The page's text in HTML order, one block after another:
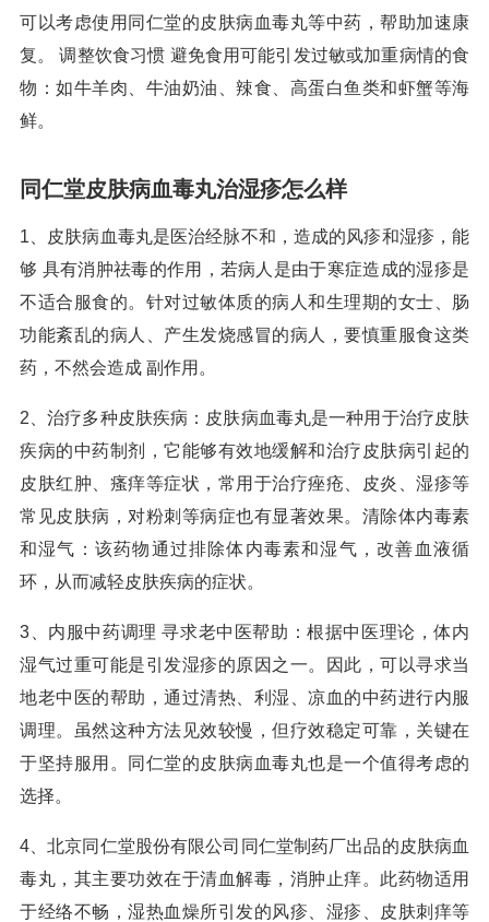
可以考虑使用同仁堂的皮肤病血毒丸等中药，帮助加速康
复。 调整饮食习惯 避免食用可能引发过敏或加重病情的食
物：如牛羊肉、牛油奶油、辣食、高蛋白鱼类和虾蟹等海
鲜。
同仁堂皮肤病血毒丸治湿疹怎么样
1、皮肤病血毒丸是医治经脉不和，造成的风疹和湿疹，能
够 具有消肿祛毒的作用，若病人是由于寒症造成的湿疹是
不适合服食的。针对过敏体质的病人和生理期的女士、肠
功能紊乱的病人、产生发烧感冒的病人，要慎重服食这类
药，不然会造成 副作用。
2、治疗多种皮肤疾病：皮肤病血毒丸是一种用于治疗皮肤
疾病的中药制剂，它能够有效地缓解和治疗皮肤病引起的
皮肤红肿、瘙痒等症状，常用于治疗痤疮、皮炎、湿疹等
常见皮肤病，对粉刺等病症也有显著效果。清除体内毒素
和湿气：该药物通过排除体内毒素和湿气，改善血液循
环，从而减轻皮肤疾病的症状。
3、内服中药调理 寻求老中医帮助：根据中医理论，体内
湿气过重可能是引发湿疹的原因之一。因此，可以寻求当
地老中医的帮助，通过清热、利湿、凉血的中药进行内服
调理。虽然这种方法见效较慢，但疗效稳定可靠，关键在
于坚持服用。同仁堂的皮肤病血毒丸也是一个值得考虑的
选择。
4、北京同仁堂股份有限公司同仁堂制药厂出品的皮肤病血
毒丸，其主要功效在于清血解毒，消肿止痒。此药物适用
于经络不畅，湿热血燥所引发的风疹、湿疹、皮肤刺痒等